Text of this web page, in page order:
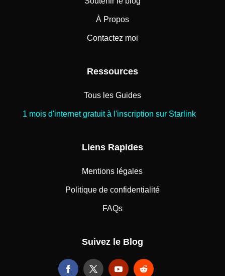
À Propos
Contactez moi
Ressources
Tous les Guides
1 mois d'internet gratuit à l'inscription sur Starlink
Liens Rapides
Mentions légales
Politique de confidentialité
FAQs
Suivez le Blog